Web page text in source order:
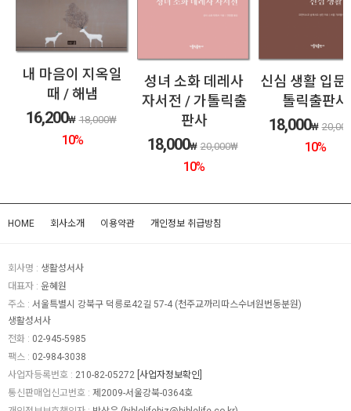
내 마음이 지옥일
때 / 해냄
16,200₩ 18,000₩
10%
성녀 소화 데레사
자서전 / 가톨릭출
판사
18,000₩ 20,000₩
10%
신심 생활 입문
톨릭출판사
18,000₩ 20,000
10%
HOME 회사소개 이용약관 개인정보 취급방침
회사명 : 생활성서사
대표자 : 윤혜원
주소 : 서울특별시 강북구 덕릉로42길 57-4 (천주교까리따스수녀원번동분원)
생활성서사
전화 : 02-945-5985
팩스 : 02-984-3038
사업자등록번호 : 210-82-05272 [사업자정보확인]
통신판매업신고번호 : 제2009-서울강북-0364호